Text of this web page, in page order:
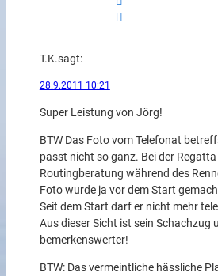
T.K.sagt:
28.9.2011 10:21
Super Leistung von Jörg!
BTW Das Foto vom Telefonat
passt nicht so ganz. Bei der
Routingberatung während des
Foto wurde ja vor dem Start
Seit dem Start darf er nicht mehr
Aus dieser Sicht ist sein Schachzug
bemerkenswerter!
BTW: Das vermeintliche hässliche